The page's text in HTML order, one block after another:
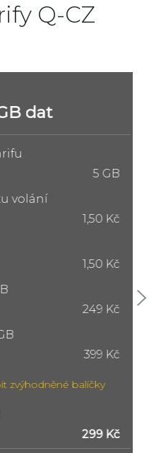
Q-CZ
5 GB
1,50 Kč
1,50 Kč
249 Kč
399 Kč
balíčky
299 Kč